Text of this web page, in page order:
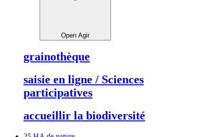
Open Agir
grainothèque
saisie en ligne / Sciences
participatives
accueillir la biodiversité